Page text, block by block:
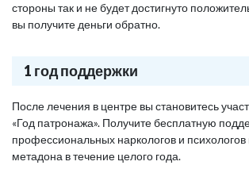
стороны так и не будет достигнуто
вы получите деньги обратно.
1 год поддержки
После лечения в центре вы становитесь
«Год патронажа». Получите бесплатную
профессиональных наркологов и
метадона в течение целого года.